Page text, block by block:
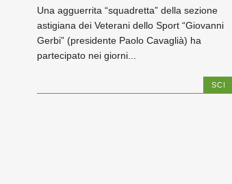
Una agguerrita “squadretta” della sezione
astigiana dei Veterani dello Sport “Giovanni
Gerbi” (presidente Paolo Cavaglià) ha
partecipato nei giorni...
SCI